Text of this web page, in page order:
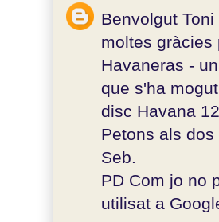
Benvolgut Toni
moltes gràcies
Havaneras -
que s'ha
disc Havana
Petons als dos
Seb.
PD Com jo no
utilisat a